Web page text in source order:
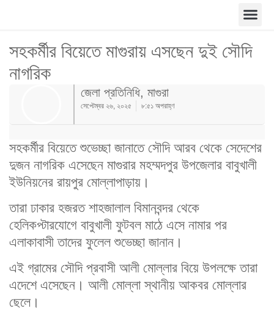
সহকর্মীর বিয়েতে মাগুরায় এসছেন দুই সৌদি
নাগরিক
জেলা প্রতিনিধি, মাগুরা
সেপ্টেম্বর ২৬, ২০২৫ ৮:৫১ অপরাহ্ণ
সহকর্মীর বিয়েতে শুভেচ্ছা জানাতে সৌদি আরব থেকে সেদেশের
দুজন নাগরিক এসেছেন মাগুরার মহম্মদপুর উপজেলার বাবুখালী
ইউনিয়নের রায়পুর মোল্লাপাড়ায়।
তারা ঢাকার হজরত শাহজালাল বিমানবন্দর থেকে
হেলিকপ্টারযোগে বাবুখালী ফুটবল মাঠে এসে নামার পর
এলাকাবাসী তাদের ফুলেল শুভেচ্ছা জানান।
এই গ্রামের সৌদি প্রবাসী আলী মোল্লার বিয়ে উপলক্ষে তারা
এদেশে এসেছেন। আলী মোল্লা স্থানীয় আকবর মোল্লার
ছেলে।